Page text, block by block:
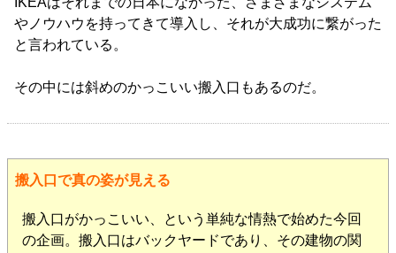
やノウハウを持ってきて導入し、それが大成功に繋がった
と言われている。
その中には斜めのかっこいい搬入口もあるのだ。
搬入口で真の姿が見える
搬入口がかっこいい、という単純な情熱で始めた今回
の企画。搬入口はバックヤードであり、その建物の関